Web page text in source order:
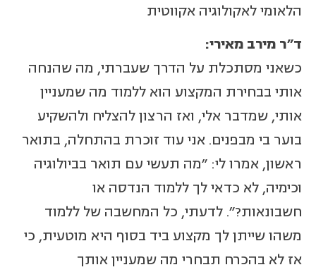
הלאומי לאקולוגיה אקווטית
ד"ר מירב מאירי:
כשאני מסתכלת על הדרך שעברתי, מה שהנחה
אותי בבחירת המקצוע הוא ללמוד מה שמעניין
אותי, שמדבר אלי, ואז הרצון להצליח ולהשקיע
בוער בי מבפנים. אני עוד זוכרת בהתחלה, בתואר
ראשון, אמרו לי: "מה תעשי עם תואר בביולוגיה
וכימיה, לא כדאי לך ללמוד הנדסה או
חשבונאות?". לדעתי, כל המחשבה של ללמוד
משהו שייתן לך מקצוע ביד בסוף היא מוטעית, כי
אז לא בהכרח תבחרי מה שמעניין אותך